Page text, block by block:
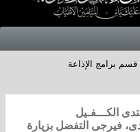
قسم برامج الإذاعة
الكـــفـيل
فيرجى التفضل بزيارة